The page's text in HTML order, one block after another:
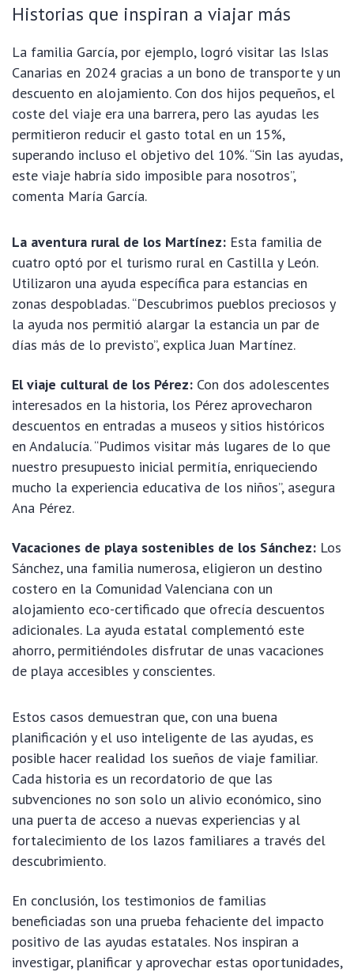
Historias que inspiran a viajar más
La familia García, por ejemplo, logró visitar las Islas
Canarias en 2024 gracias a un bono de transporte y un
descuento en alojamiento. Con dos hijos pequeños, el
coste del viaje era una barrera, pero las ayudas les
permitieron reducir el gasto total en un 15%,
superando incluso el objetivo del 10%. “Sin las ayudas,
este viaje habría sido imposible para nosotros”,
comenta María García.
La aventura rural de los Martínez: Esta familia de
cuatro optó por el turismo rural en Castilla y León.
Utilizaron una ayuda específica para estancias en
zonas despobladas. “Descubrimos pueblos preciosos y
la ayuda nos permitió alargar la estancia un par de
días más de lo previsto”, explica Juan Martínez.
El viaje cultural de los Pérez: Con dos adolescentes
interesados en la historia, los Pérez aprovecharon
descuentos en entradas a museos y sitios históricos
en Andalucía. “Pudimos visitar más lugares de lo que
nuestro presupuesto inicial permitía, enriqueciendo
mucho la experiencia educativa de los niños”, asegura
Ana Pérez.
Vacaciones de playa sostenibles de los Sánchez: Los
Sánchez, una familia numerosa, eligieron un destino
costero en la Comunidad Valenciana con un
alojamiento eco-certificado que ofrecía descuentos
adicionales. La ayuda estatal complementó este
ahorro, permitiéndoles disfrutar de unas vacaciones
de playa accesibles y conscientes.
Estos casos demuestran que, con una buena
planificación y el uso inteligente de las ayudas, es
posible hacer realidad los sueños de viaje familiar.
Cada historia es un recordatorio de que las
subvenciones no son solo un alivio económico, sino
una puerta de acceso a nuevas experiencias y al
fortalecimiento de los lazos familiares a través del
descubrimiento.
En conclusión, los testimonios de familias
beneficiadas son una prueba fehaciente del impacto
positivo de las ayudas estatales. Nos inspiran a
investigar, planificar y aprovechar estas oportunidades,